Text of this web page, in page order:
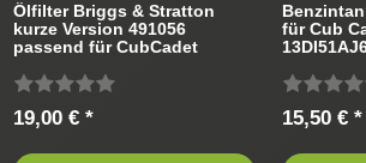
Ölfilter Briggs & Stratton
kurze Version 491056
passend für CubCadet
19,00 € *
für Cub
15,50 € *